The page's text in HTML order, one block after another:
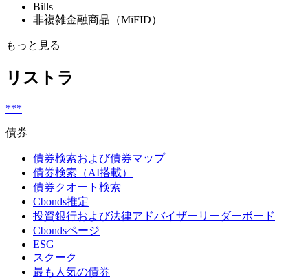
Bills
非複雑金融商品（MiFID）
もっと見る
リストラ
***
債券
債券検索および債券マップ
債券検索（AI搭載）
債券クオート検索
Cbonds推定
投資銀行および法律アドバイザーリーダーボード
Cbondsページ
ESG
スクーク
最も人気の債券